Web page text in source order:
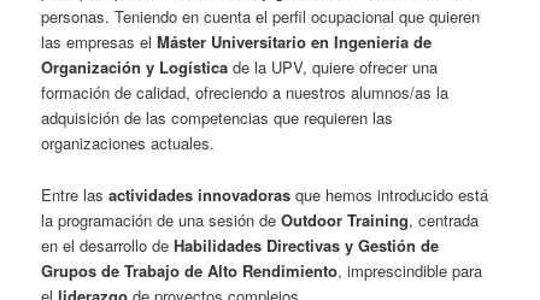
personas. Teniendo en cuenta el perfil ocupacional que quieren
las empresas elMáster Universitario en Ingeniería de
Organización y Logística de la UPV, quiere ofrecer una
formación de calidad, ofreciendo a nuestros alumnos/as la
adquisición de las competencias que requieren las
organizaciones actuales.
Entre lasactividades innovadoras que hemos introducido está
la programación de una sesión deOutdoor Training, centrada
en el desarrollo deHabilidades Directivas y Gestión de
Grupos de Trabajo de Alto Rendimiento, imprescindible para
elliderazgo de proyectos complejos.